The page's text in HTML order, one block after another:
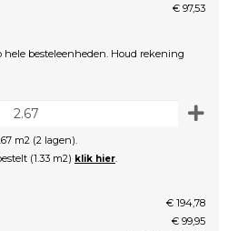
€ 97,53
hele besteleenheden. Houd rekening
m2 (2 lagen).
(1.33 m2) klik hier.
€ 194,78
€ 99,95